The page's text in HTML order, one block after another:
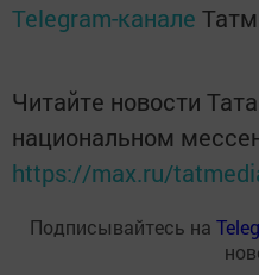
отрасли, экономике республики»,
по туризму Сергей Иванов.